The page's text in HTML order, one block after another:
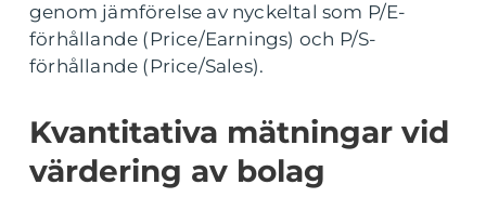
genom jämförelse av nyckeltal som P/E-
förhållande (Price/Earnings) och P/S-
förhållande (Price/Sales).
Kvantitativa mätningar vid
värdering av bolag